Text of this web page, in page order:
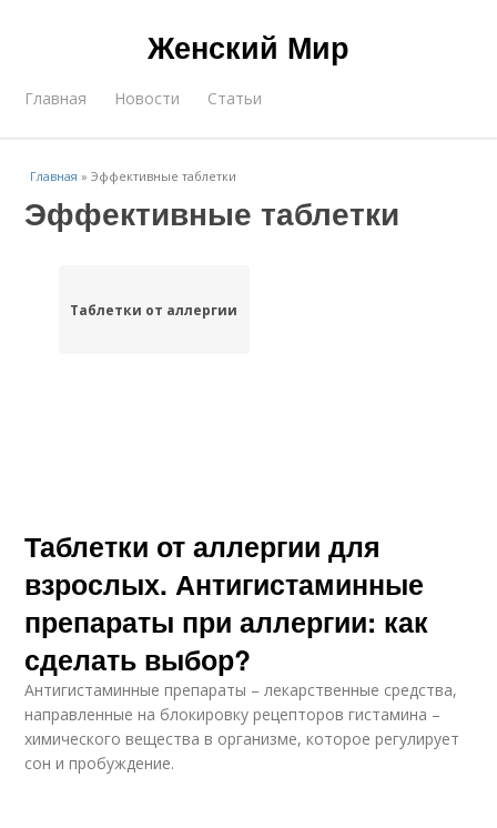
Женский Мир
Главная Новости Статьи
Главная »Эффективные таблетки
Эффективные таблетки
Таблетки от аллергии
Таблетки от аллергии для
взрослых. Антигистаминные
препараты при аллергии: как
сделать выбор?
Антигистаминные препараты – лекарственные средства,
направленные на блокировку рецепторов гистамина –
химического вещества в организме, которое регулирует
сон и пробуждение.